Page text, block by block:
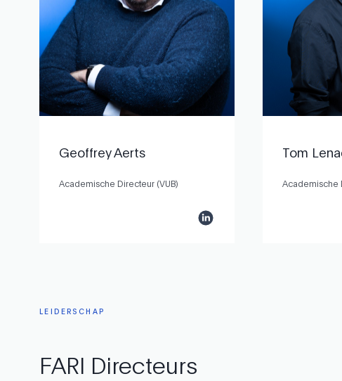
Geoffrey Aerts
Academische Directeur (VUB)
Tom
Academische
FARI Directeurs
LEIDERSCHAP